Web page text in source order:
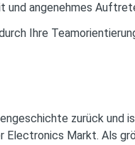
und angenehmes
Ihre
zurück und
Electronics Markt. Als